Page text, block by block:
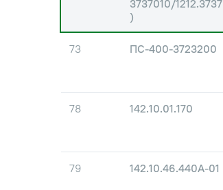
3737010/1212.3737
)
73 ПС-400-3723200
78 142.10.01.170
79 142.10.46.440А-01